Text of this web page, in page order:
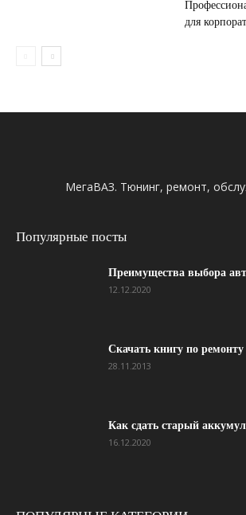
для
МегаВАЗ. Тюнинг, ремонт,
Популярные посты
Преимущества выбора
12.12.2020
Скачать книгу по
28.11.2013
Как сдать старый
16.12.2020